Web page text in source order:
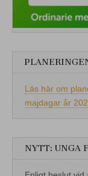
Läs här om
majdagar år
NYTT: UNGA